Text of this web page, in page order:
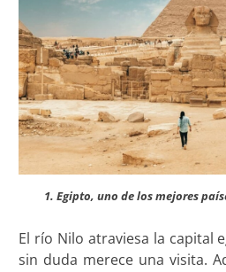
1. Egipto, uno de los mejores
El río Nilo atraviesa la capital
sin duda merece una visita.